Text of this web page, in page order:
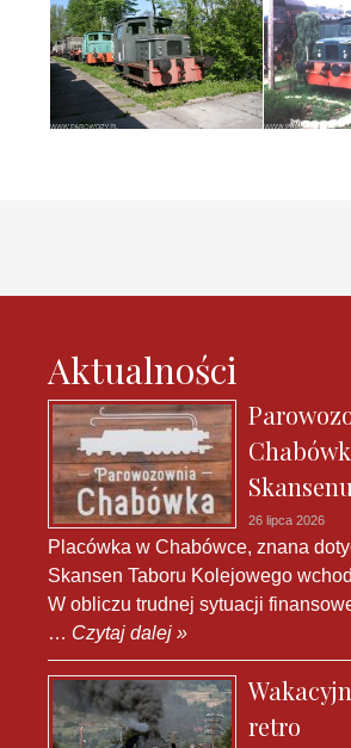
Aktualności
Skansenu
26 lipca 2026
Placówka w Chabówce, znana
Skansen Taboru Kolejowego
W obliczu trudnej sytuacji
… Czytaj dalej »
retro